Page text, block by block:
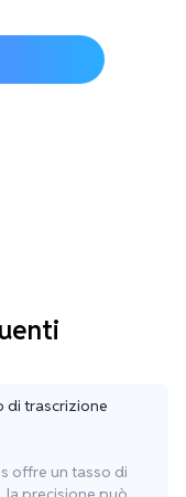
di trascrizione
offre un tasso di